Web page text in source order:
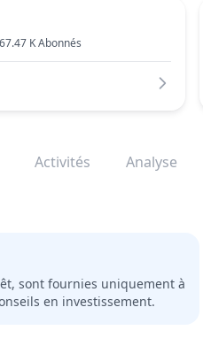
67.47 KAbonnés
Activités Analyse
sont fournies uniquement à
en investissement.